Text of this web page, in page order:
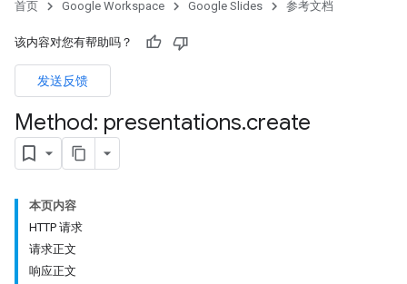
首页 Google Workspace Google Slides 参考文档
该内容对您有帮助吗？
发送反馈
Method: presentations.create
本页内容
HTTP 请求
请求正文
响应正文